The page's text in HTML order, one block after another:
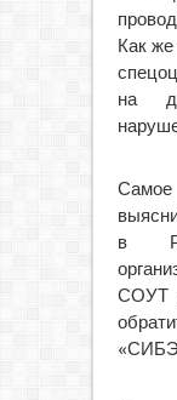
Как
на
в
СОУТ